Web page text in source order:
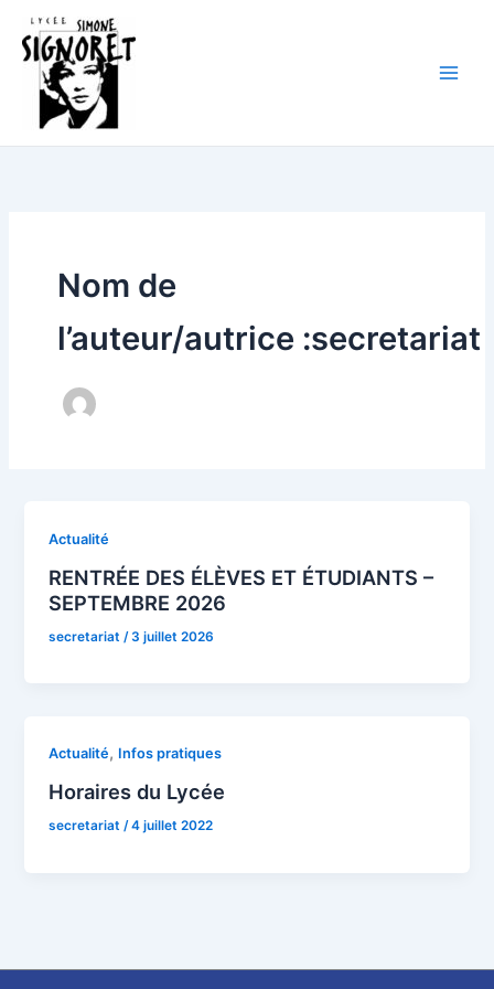
contenu
Nom de
l’auteur/autrice :secretariat
Actualité
RENTRÉE DES ÉLÈVES ET ÉTUDIANTS –
SEPTEMBRE 2026
secretariat /3 juillet 2026
Actualité, Infos pratiques
Horaires du Lycée
secretariat/4 juillet 2022